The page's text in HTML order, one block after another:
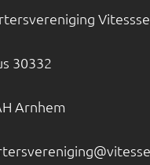
Vitessse
30332
Arnhem